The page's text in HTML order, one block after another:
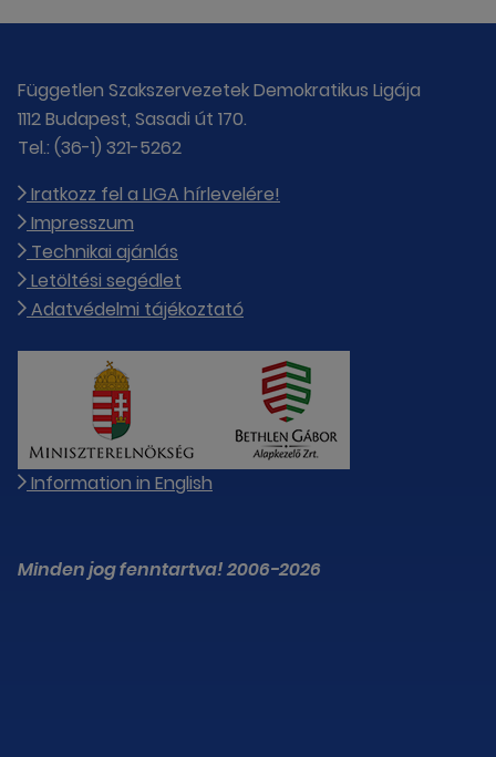
Független Szakszervezetek Demokratikus Ligája
1112 Budapest, Sasadi út 170.
Tel.: (36-1) 321-5262
Iratkozz fel a LIGA hírlevelére!
Impresszum
Technikai ajánlás
Letöltési segédlet
Adatvédelmi tájékoztató
Information in English
Minden jog fenntartva! 2006-2026